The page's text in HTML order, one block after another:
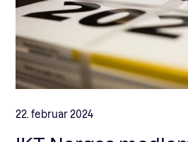
22. februar 2024